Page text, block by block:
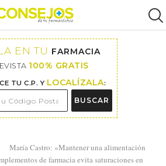
EN TU FARMACIA
100% GRATIS
TU C.P. Y LOCALÍZALA:
BUSCAR
María Castro: «Mantener una alimentación
de farmacia evita saturaciones en